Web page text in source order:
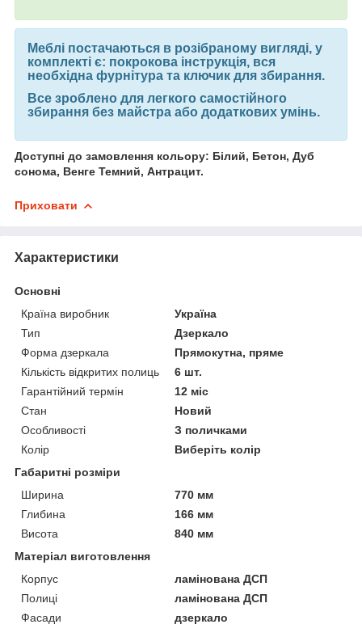
Меблі постачаються в розібраному вигляді, у
комплекті є: покрокова інструкція, вся
необхідна фурнітура та ключик для збирання.
Все зроблено для легкого самостійного
збирання без майстра або додаткових умінь.
Доступні до замовлення кольору: Білий, Бетон, Дуб
сонома, Венге Темний, Антрацит.
Приховати
Характеристики
Основні
Країна виробник
Україна
Тип
Дзеркало
Форма дзеркала
Прямокутна, пряме
Кількість відкритих полиць
6 шт.
Гарантійний термін
12 міс
Стан
Новий
Особливості
З поличками
Колір
Виберіть колір
Габаритні розміри
Ширина
770 мм
Глибина
166 мм
Висота
840 мм
Матеріал виготовлення
Корпус
ламінована ДСП
Полиці
ламінована ДСП
Фасади
дзеркало